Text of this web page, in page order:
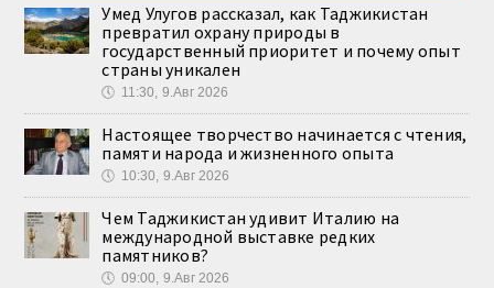
Умед Улугов рассказал, как Таджикистан
превратил охрану природы в
государственный приоритет и почему опыт
страны уникален
🕔 11:30, 9.Авг 2026
Настоящее творчество начинается с чтения,
памяти народа и жизненного опыта
🕔 10:30, 9.Авг 2026
Чем Таджикистан удивит Италию на
международной выставке редких
памятников?
🕔 09:00, 9.Авг 2026